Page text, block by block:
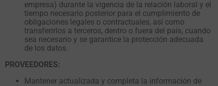
empresa) durante la vigencia de la relación laboral y el
tiempo necesario posterior para el cumplimiento de
obligaciones legales o contractuales, así como
transferirlos a terceros, dentro o fuera del país, cuando
sea necesario y se garantice la protección adecuada
de los datos.
PROVEEDORES:
Mantener actualizada y completa la información de